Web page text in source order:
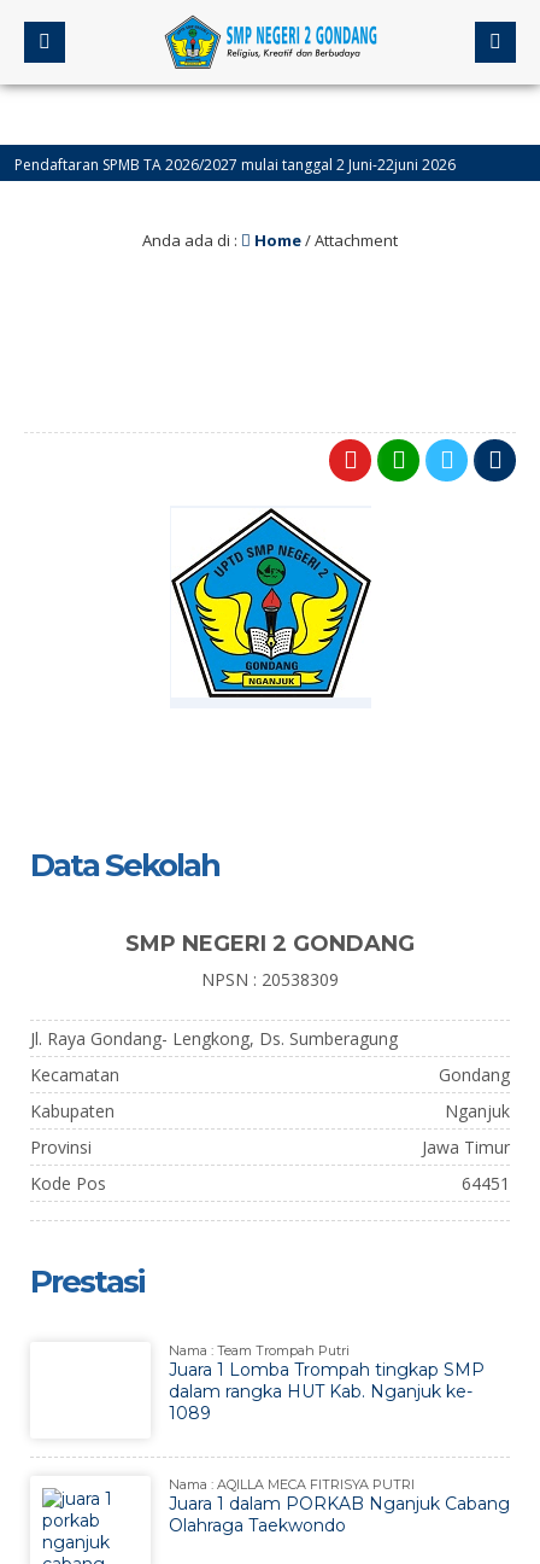
SPMB TA 2026/2027 mulai tanggal 2 Juni-22juni 2026
Anda ada di : Home/ Attachment
Data Sekolah
SMP NEGERI 2 GONDANG
NPSN : 20538309
Jl. Raya Gondang- Lengkong, Ds. Sumberagung
Kecamatan
Gondang
Kabupaten
Nganjuk
Provinsi
Jawa Timur
Kode Pos
64451
Prestasi
Nama : Team Trompah Putri
Juara 1 Lomba Trompah tingkap SMP
dalam rangka HUT Kab. Nganjuk ke-
1089
Nama : AQILLA MECA FITRISYA PUTRI
Juara 1 dalam PORKAB Nganjuk Cabang
Olahraga Taekwondo